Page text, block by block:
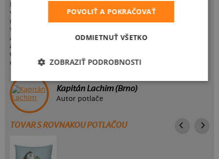
Plnotučňák, to je tučniak, ktorý plne zaplnil priestor jemu
vyhradený na planéte zemi. Polotučňák je oproti tomu
nelietavy vták, ktorého je presne polovica. Tučniačia
terminológia nie je jednoduchá, ale je jasné, že tuk je na
Antarktíde potreba ako soľ. Hoci nežijeme na Antarktíde,
aj u nás sa občas nejaký ten tukový vankúšik hodí, no nie?
Obzvlášť v zime sa vyložene neoplatí udržiavať si postavu
do plaviek. Zdar všetkým plnotučňákom!
Kapitán Lachim (Brno)
Autor potlače
TOVAR S ROVNAKOU POTLAČOU
POVOLIŤ A POKRAČOVAŤ
ODMIETNUŤ VŠETKO
ZOBRAZIŤ PODROBNOSTI